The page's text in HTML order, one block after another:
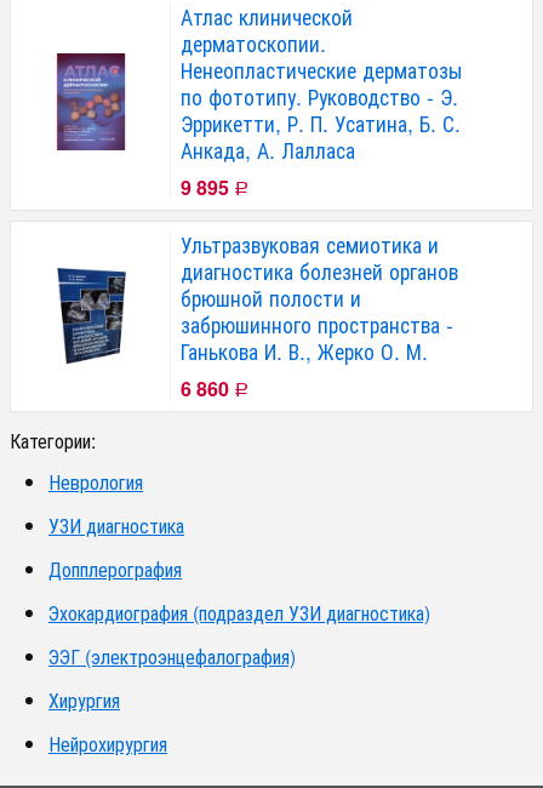
Атлас клинической
дерматоскопии.
Ненеопластические дерматозы
по фототипу. Руководство - Э.
Эррикетти, Р. П. Усатина, Б. С.
Анкада, А. Лалласа
9 895 Р
Ультразвуковая семиотика и
диагностика болезней органов
брюшной полости и
забрюшинного пространства -
Ганькова И. В., Жерко О. М.
6 860 Р
Категории:
Неврология
УЗИ диагностика
Допплерография
Эхокардиография (подраздел УЗИ диагностика)
ЭЭГ (электроэнцефалография)
Хирургия
Нейрохирургия